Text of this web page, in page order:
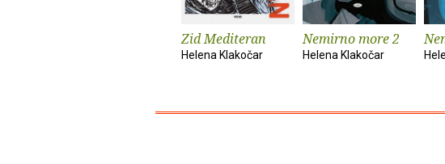
Zid Mediteran
Helena Klakočar
Nemirno more 2
Helena Klakočar